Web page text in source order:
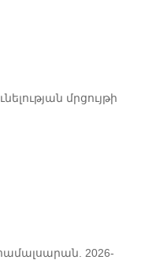
մրցույթի
2026-